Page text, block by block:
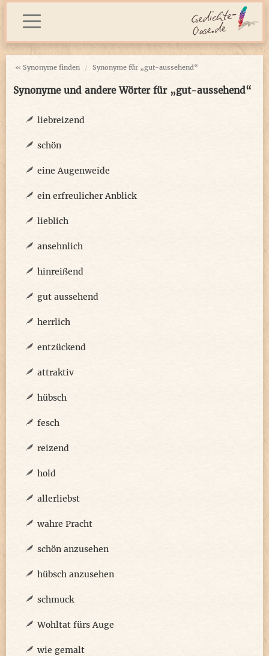
« Synonyme finden Synonyme für „gut-aussehend“
Synonyme und andere Wörter für „gut-aussehend“
liebreizend
schön
eine Augenweide
ein erfreulicher Anblick
lieblich
ansehnlich
hinreißend
gut aussehend
herrlich
entzückend
attraktiv
hübsch
fesch
reizend
hold
allerliebst
wahre Pracht
schön anzusehen
hübsch anzusehen
schmuck
Wohltat fürs Auge
wie gemalt